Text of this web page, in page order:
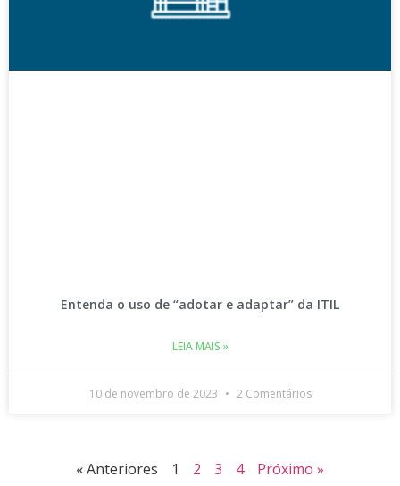
Entenda o uso de “adotar e adaptar” da ITIL
LEIA MAIS »
10 de novembro de 2023 2 Comentários
« Anteriores 1 2 3 4 Próximo »